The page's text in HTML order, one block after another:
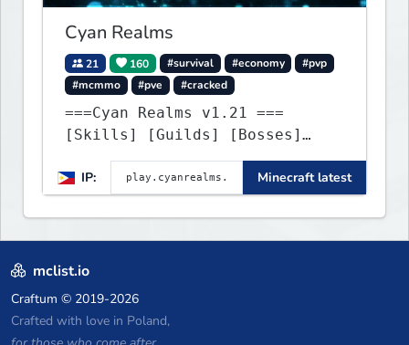
Cyan Realms
21 160 #survival #economy
#pvp
#mcmmo
#pve #cracked
===Cyan Realms v1.21 ===
[Skills] [Guilds] [Bosses]
[Unique] [No Griefing]
IP:
Minecraft latest
mclist.io
Craftum © 2019-2026
Crafted with love in Poland,